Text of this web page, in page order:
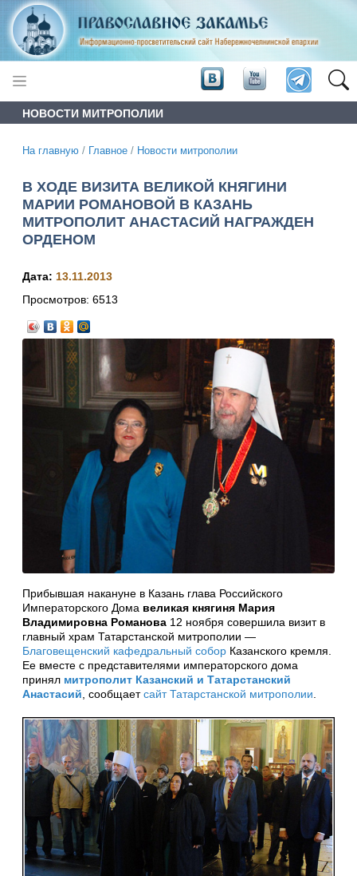
НОВОСТИ МИТРОПОЛИИ
На главную / Главное / Новости митрополии
В ХОДЕ ВИЗИТА ВЕЛИКОЙ КНЯГИНИ
МАРИИ РОМАНОВОЙ В КАЗАНЬ
МИТРОПОЛИТ АНАСТАСИЙ НАГРАЖДЕН
ОРДЕНОМ
Дата: 13.11.2013
Просмотров: 6513
Прибывшая накануне в Казань глава Российского
Императорского Дома великая княгиня Мария
Владимировна Романова 12 ноября совершила визит в
главный храм Татарстанской митрополии —
Благовещенский кафедральный собор Казанского кремля.
Ее вместе с представителями императорского дома
принял митрополит Казанский и Татарстанский
Анастасий , сообщаетсайт Татарстанской митрополии